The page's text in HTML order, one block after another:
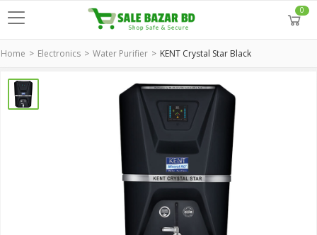
0
Home Electronics Water Purifier KENT Crystal Star Black